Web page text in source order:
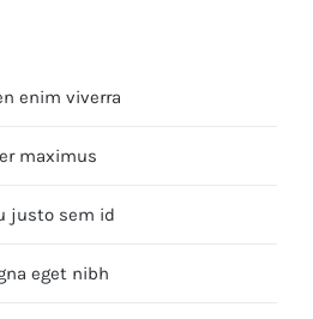
enim viverra
maximus
justo sem id
eget nibh